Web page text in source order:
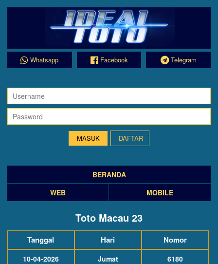
Whatsapp Facebook Telegram
DAFTAR
BERANDA
WEB
MOBILE
Toto Macau 23
Tanggal Hari Nomor
10-04-2026 Jumat
6180